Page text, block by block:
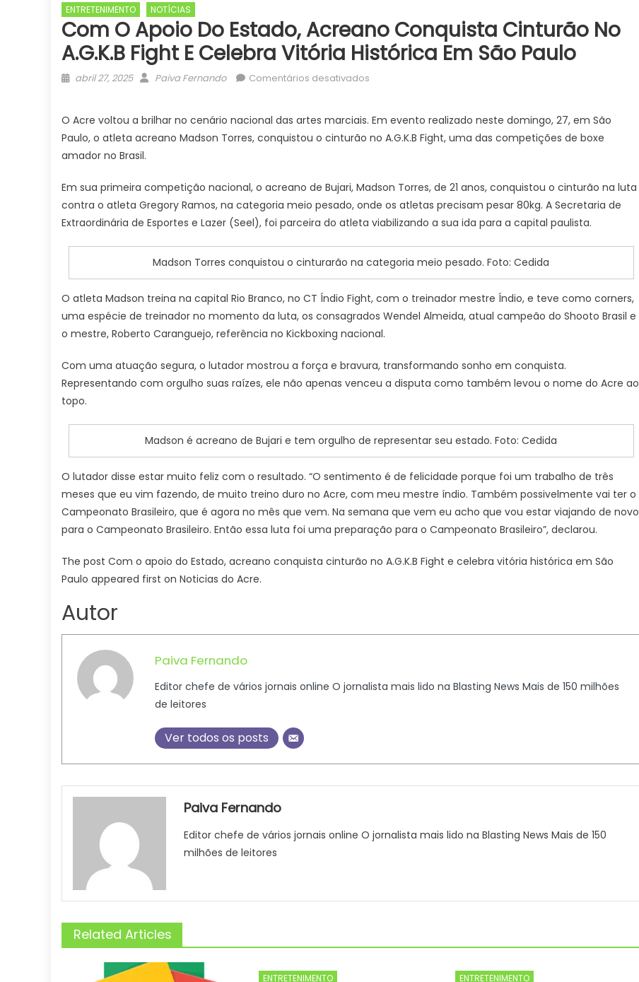
ENTRETENIMENTO NOTÍCIAS
Com O Apoio Do Estado, Acreano Conquista Cinturão No
A.G.K.B Fight E Celebra Vitória Histórica Em São Paulo
Posted
abril 27, 2025 Author
Paiva Fernando Comentários desativados
apoio
do
conquista
cinturão
no
vitória
histórica
em
Paulo
O Acre voltou a brilhar no cenário nacional das artes marciais. Em evento realizado neste domingo, 27, em São
Paulo, o atleta acreano Madson Torres, conquistou o cinturão no A.G.K.B Fight, uma das competições de boxe
amador no Brasil.
Em sua primeira competição nacional, o acreano de Bujari, Madson Torres, de 21 anos, conquistou o cinturão na luta
contra o atleta Gregory Ramos, na categoria meio pesado, onde os atletas precisam pesar 80kg. A Secretaria de
Extraordinária de Esportes e Lazer (Seel), foi parceira do atleta viabilizando a sua ida para a capital paulista.
Madson Torres conquistou o cinturarão na categoria meio pesado. Foto: Cedida
O atleta Madson treina na capital Rio Branco, no CT Índio Fight, com o treinador mestre Índio, e teve como corners,
uma espécie de treinador no momento da luta, os consagrados Wendel Almeida, atual campeão do Shooto Brasil e
o mestre, Roberto Caranguejo, referência no Kickboxing nacional.
Com uma atuação segura, o lutador mostrou a força e bravura, transformando sonho em conquista.
Representando com orgulho suas raízes, ele não apenas venceu a disputa como também levou o nome do Acre ao
topo.
Madson é acreano de Bujari e tem orgulho de representar seu estado. Foto: Cedida
O lutador disse estar muito feliz com o resultado. “O sentimento é de felicidade porque foi um trabalho de três
meses que eu vim fazendo, de muito treino duro no Acre, com meu mestre índio. Também possivelmente vai ter o
Campeonato Brasileiro, que é agora no mês que vem. Na semana que vem eu acho que vou estar viajando de novo
para o Campeonato Brasileiro. Então essa luta foi uma preparação para o Campeonato Brasileiro”, declarou.
The post Com o apoio do Estado, acreano conquista cinturão no A.G.K.B Fight e celebra vitória histórica em São
Paulo appeared first on Noticias do Acre.
Autor
Paiva Fernando
Editor chefe de vários jornais online O jornalista mais lido na Blasting News Mais de 150 milhões
de leitores
Ver todos os posts
Paiva Fernando
Editor chefe de vários jornais online O jornalista mais lido na Blasting News Mais de 150
milhões de leitores
Related Articles
ENTRETENIMENTO ENTRETENIMENTO